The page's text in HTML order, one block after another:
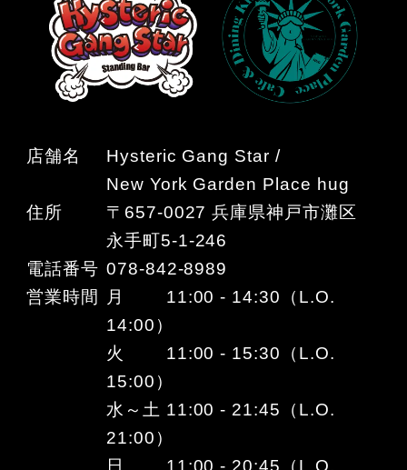
店舗名
Hysteric Gang Star /
New York Garden Place hug
住所
〒657-0027 兵庫県神戸市灘区
永手町5-1-246
電話番号 078-842-8989
営業時間
月 11:00 - 14:30（L.O.
14:00）
火 11:00 - 15:30（L.O.
15:00）
水～土 11:00 - 21:45（L.O.
21:00）
日 11:00 - 20:45（L.O.